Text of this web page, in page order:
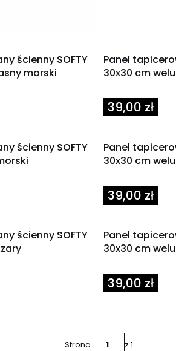
ścienny SOFTY
morski
Panel
30x30 cm
Cena
39,00 zł
ścienny SOFTY
Panel
30x30 cm
Cena
39,00 zł
ścienny SOFTY
Panel
30x30 cm
Cena
39,00 zł
Strona z 1